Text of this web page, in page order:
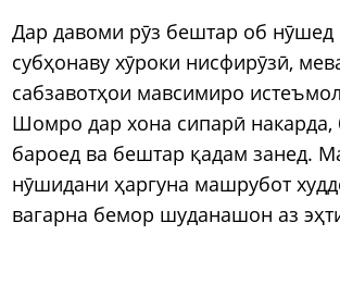
Дар давоми рӯз бештар об нӯшед
субҳонаву хӯроки нисфирӯзӣ,
сабзавотҳои мавсимиро
Шомро дар хона сипарӣ накарда,
бароед ва бештар қадам занед.
нӯшидани ҳаргуна машрубот
вагарна бемор шуданашон аз